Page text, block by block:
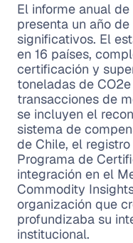
El informe anual
presenta un año
significativos. El
en 16 países,
certificación y
toneladas de
transacciones de
se incluyen el
sistema de
de Chile, el
Programa de
integración en el
Commodity
organización que
profundizaba su
institucional.